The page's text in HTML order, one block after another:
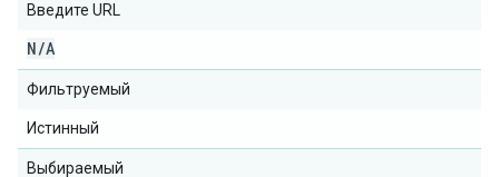
Введите URL
N/A
Фильтруемый
Истинный
Выбираемый